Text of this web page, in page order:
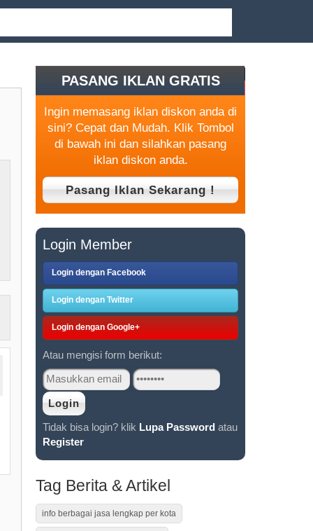
PASANG IKLAN GRATIS
Ingin memasang iklan diskon anda di
sini? Cepat dan Mudah. Klik Tombol
di bawah ini dan silahkan pasang
iklan diskon anda.
Login Member
Login dengan Facebook
Login dengan Twitter
Login dengan Google+
Atau mengisi form berikut:
Tidak bisa login? klik Lupa Password atau
Register
Tag Berita & Artikel
info berbagai jasa lengkap per kota